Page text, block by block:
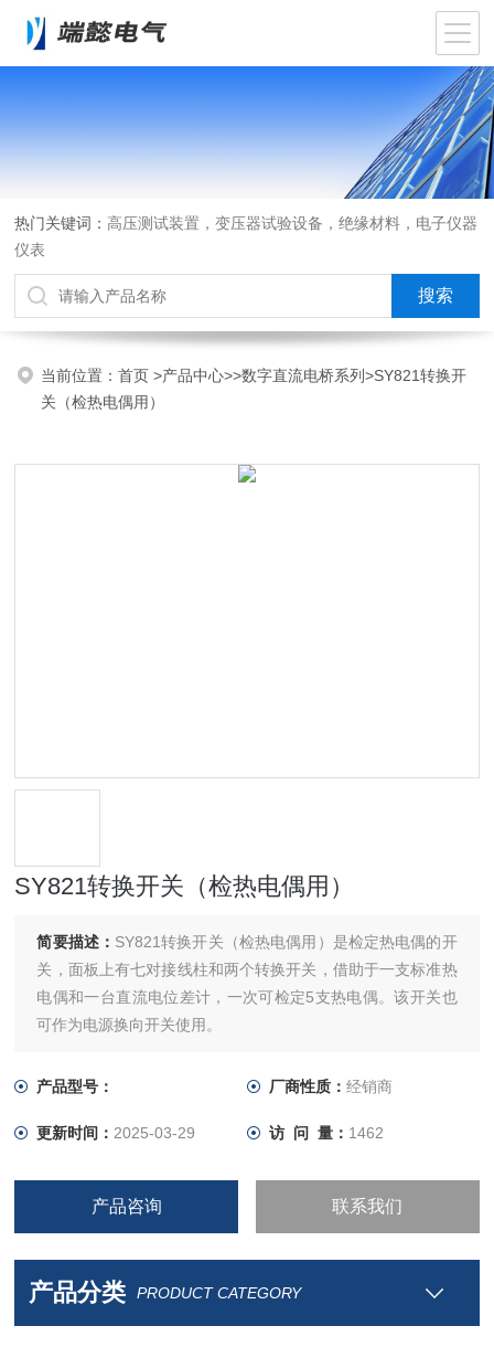
热门关键词： 高压测试装置，变压器试验设备，绝缘材料，电子仪器
仪表
当前位置：首页>产品中心>>数字直流电桥系列>SY821转换开
关（检热电偶用）
SY821转换开关（检热电偶用）
简要描述： SY821转换开关（检热电偶用）是检定热电偶的开
关，面板上有七对接线柱和两个转换开关，借助于一支标准热
电偶和一台直流电位差计，一次可检定5支热电偶。该开关也
可作为电源换向开关使用。
产品型号： 厂商性质： 经销商
更新时间： 2025-03-29 访 问 量： 1462
产品咨询 联系我们
产品分类 PRODUCT CATEGORY